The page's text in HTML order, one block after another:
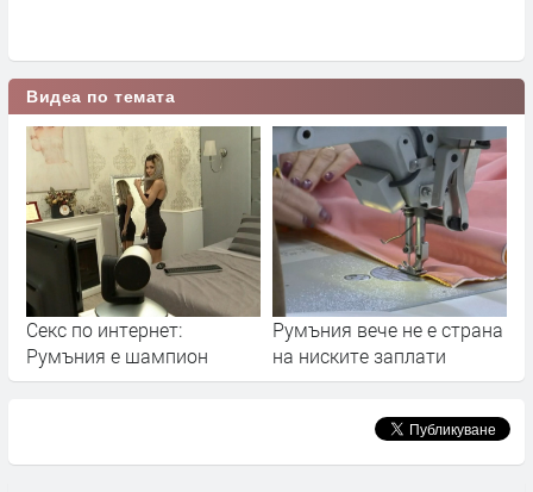
Видеа по темата
Секс по интернет:
Румъния е шампион
Румъния вече не е страна
на ниските заплати